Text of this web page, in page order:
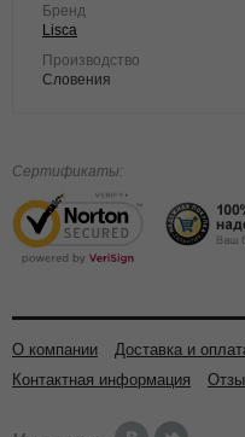
Бренд
Lisca
Производство
Словения
Сертификаты:
О компании Доставка и
Контактная информация